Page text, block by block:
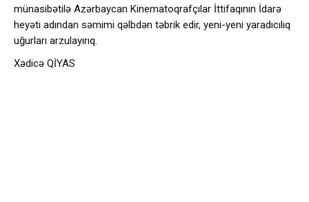
münasibətilə Azərbaycan Kinematoqrafçılar İttifaqının İdarə
heyəti adından səmimi qəlbdən təbrik edir, yeni-yeni yaradıcılıq
uğurları arzulayırıq.
Xədicə QİYAS